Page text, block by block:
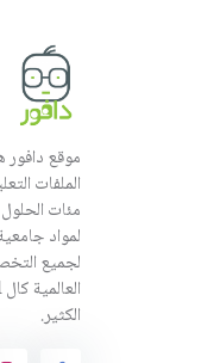
موقع دافور
الملفات
مئات
لمواد
لجميع
الكثير.